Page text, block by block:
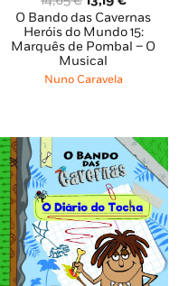
preço
original
era:
14,65 €.
preço
atual
é:
O Bando das Cavernas
Heróis do Mundo 15:
Marquês de Pombal – O
Musical
Nuno Caravela